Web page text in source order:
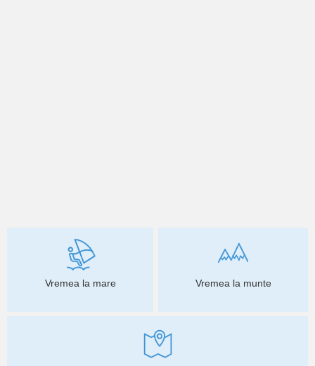
Vremea la mare Vremea la munte